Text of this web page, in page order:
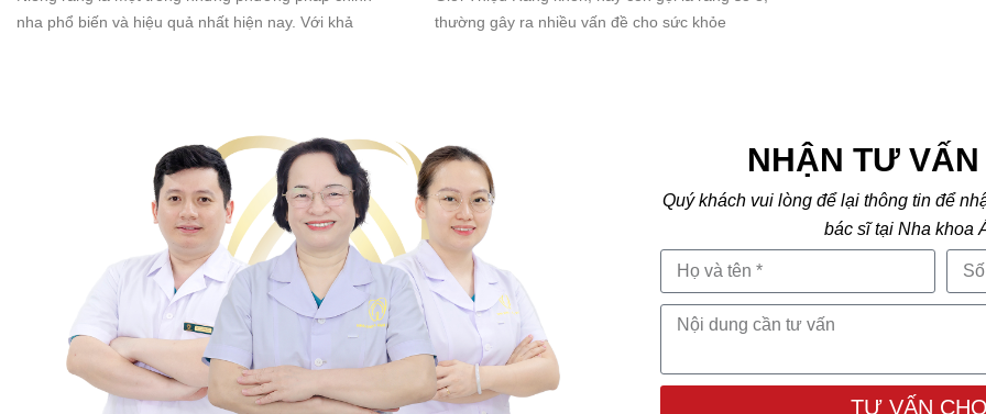
nha phổ biến và hiệu quả nhất hiện nay. Với khả
thường gây ra nhiều vấn đề cho sức khỏe
NHẬN TƯ VẤN
Quý khách vui lòng để lại thông tin để
bác sĩ tại Nha khoa
TƯ VẤN